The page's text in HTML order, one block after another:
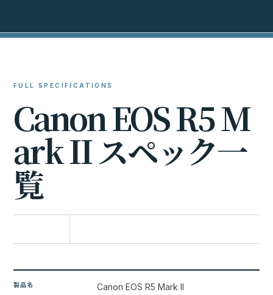
FULL SPECIFICATIONS
CanonEOSR5M
arkIIスペック一
覧
製品名 Canon EOS R5 Mark II